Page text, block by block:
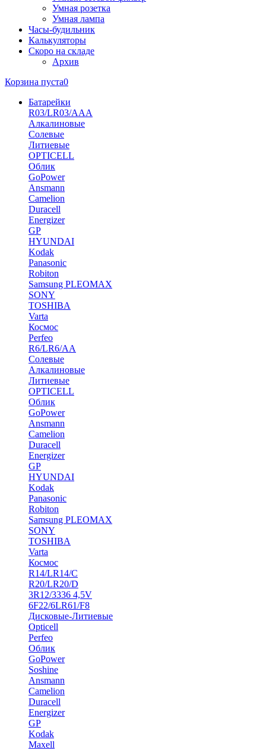
Умная розетка
Умная лампа
Часы-будильник
Калькуляторы
Скоро на складе
Архив
Корзина пуста0
Батарейки
R03/LR03/AAA
Алкалиновые
Солевые
Литиевые
OPTICELL
Облик
GoPower
Ansmann
Camelion
Duracell
Energizer
GP
HYUNDAI
Kodak
Panasonic
Robiton
Samsung PLEOMAX
SONY
TOSHIBA
Varta
Космос
Perfeo
R6/LR6/AA
Солевые
Алкалиновые
Литиевые
OPTICELL
Облик
GoPower
Ansmann
Camelion
Duracell
Energizer
GP
HYUNDAI
Kodak
Panasonic
Robiton
Samsung PLEOMAX
SONY
TOSHIBA
Varta
Космос
R14/LR14/C
R20/LR20/D
3R12/3336 4,5V
6F22/6LR61/F8
Дисковые-Литиевые
Opticell
Perfeo
Облик
GoPower
Soshine
Ansmann
Camelion
Duracell
Energizer
GP
Kodak
Maxell